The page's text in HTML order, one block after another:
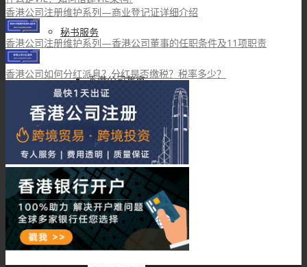
秘书服务
香港公司年审
香港公司股东变更
香港公司董事变更
香港公司更名
香港公司注册维护系列—商业登记证详细介绍
香港公司注册维护系列—香港公司董事的任职条件及11项职责
香港公司如何分红派息？分红是否缴税？税率多少？